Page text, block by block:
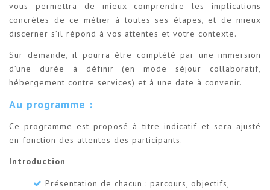
vous permettra de mieux comprendre les implications
concrètes de ce métier à toutes ses étapes, et de mieux
discerner s’il répond à vos attentes et votre contexte.
Sur demande, il pourra être complété par une immersion
d’une durée à définir (en mode séjour collaboratif,
hébergement contre services) et à une date à convenir.
Au programme :
Ce programme est proposé à titre indicatif et sera ajusté
en fonction des attentes des participants.
Introduction
Présentation de chacun : parcours, objectifs,